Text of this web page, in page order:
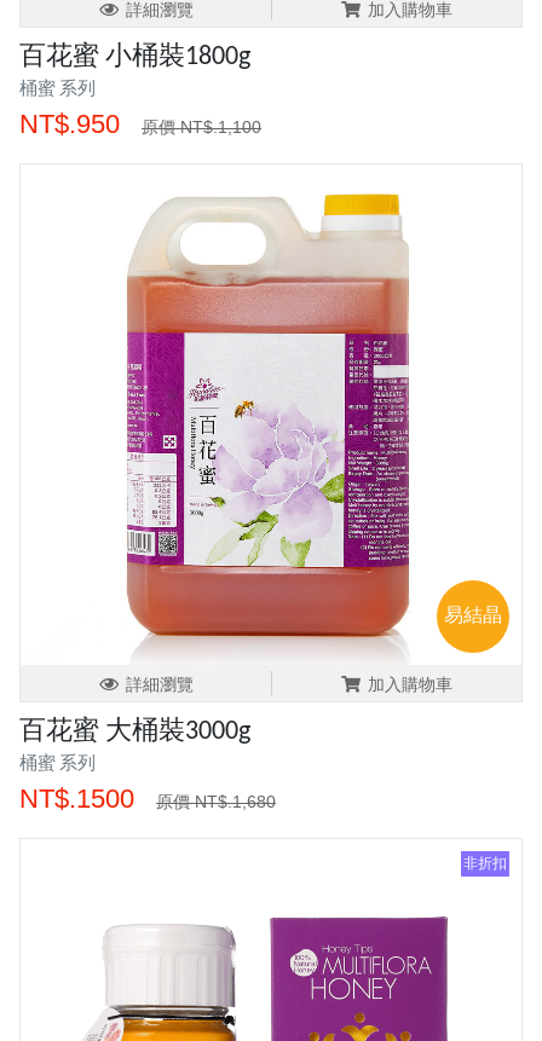
詳細瀏覽 加入購物車
百花蜜 小桶裝1800g
桶蜜 系列
NT$.950 原價 NT$.1,100
易結晶
詳細瀏覽 加入購物車
百花蜜 大桶裝3000g
桶蜜 系列
NT$.1500 原價 NT$.1,680
非折扣